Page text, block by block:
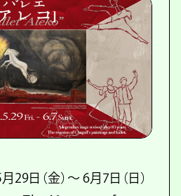
29日（金）〜 6月7日（日）